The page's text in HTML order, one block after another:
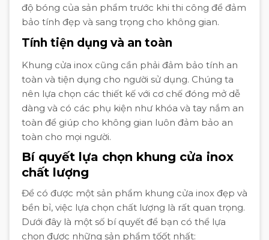
độ bóng của sản phẩm trước khi thi công để đảm
bảo tính đẹp và sang trọng cho không gian.
Tính tiện dụng và an toàn
Khung cửa inox cũng cần phải đảm bảo tính an
toàn và tiện dụng cho người sử dụng. Chúng ta
nên lựa chọn các thiết kế với cơ chế đóng mở dễ
dàng và có các phụ kiện như khóa và tay nắm an
toàn để giúp cho không gian luôn đảm bảo an
toàn cho mọi người.
Bí quyết lựa chọn khung cửa inox
chất lượng
Để có được một sản phẩm khung cửa inox đẹp và
bền bỉ, việc lựa chọn chất lượng là rất quan trọng.
Dưới đây là một số bí quyết để bạn có thể lựa
chọn được những sản phẩm tốốt nhất: